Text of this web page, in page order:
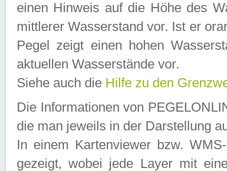
einen Hinweis auf die Höhe des
mittlerer Wasserstand vor. Ist er
Pegel zeigt einen hohen
aktuellen Wasserstände vor.
Siehe auch die Hilfe zu den
Die Informationen von
die man jeweils in der Darstellung
In einem Kartenviewer bzw.
gezeigt, wobei jede Layer mit